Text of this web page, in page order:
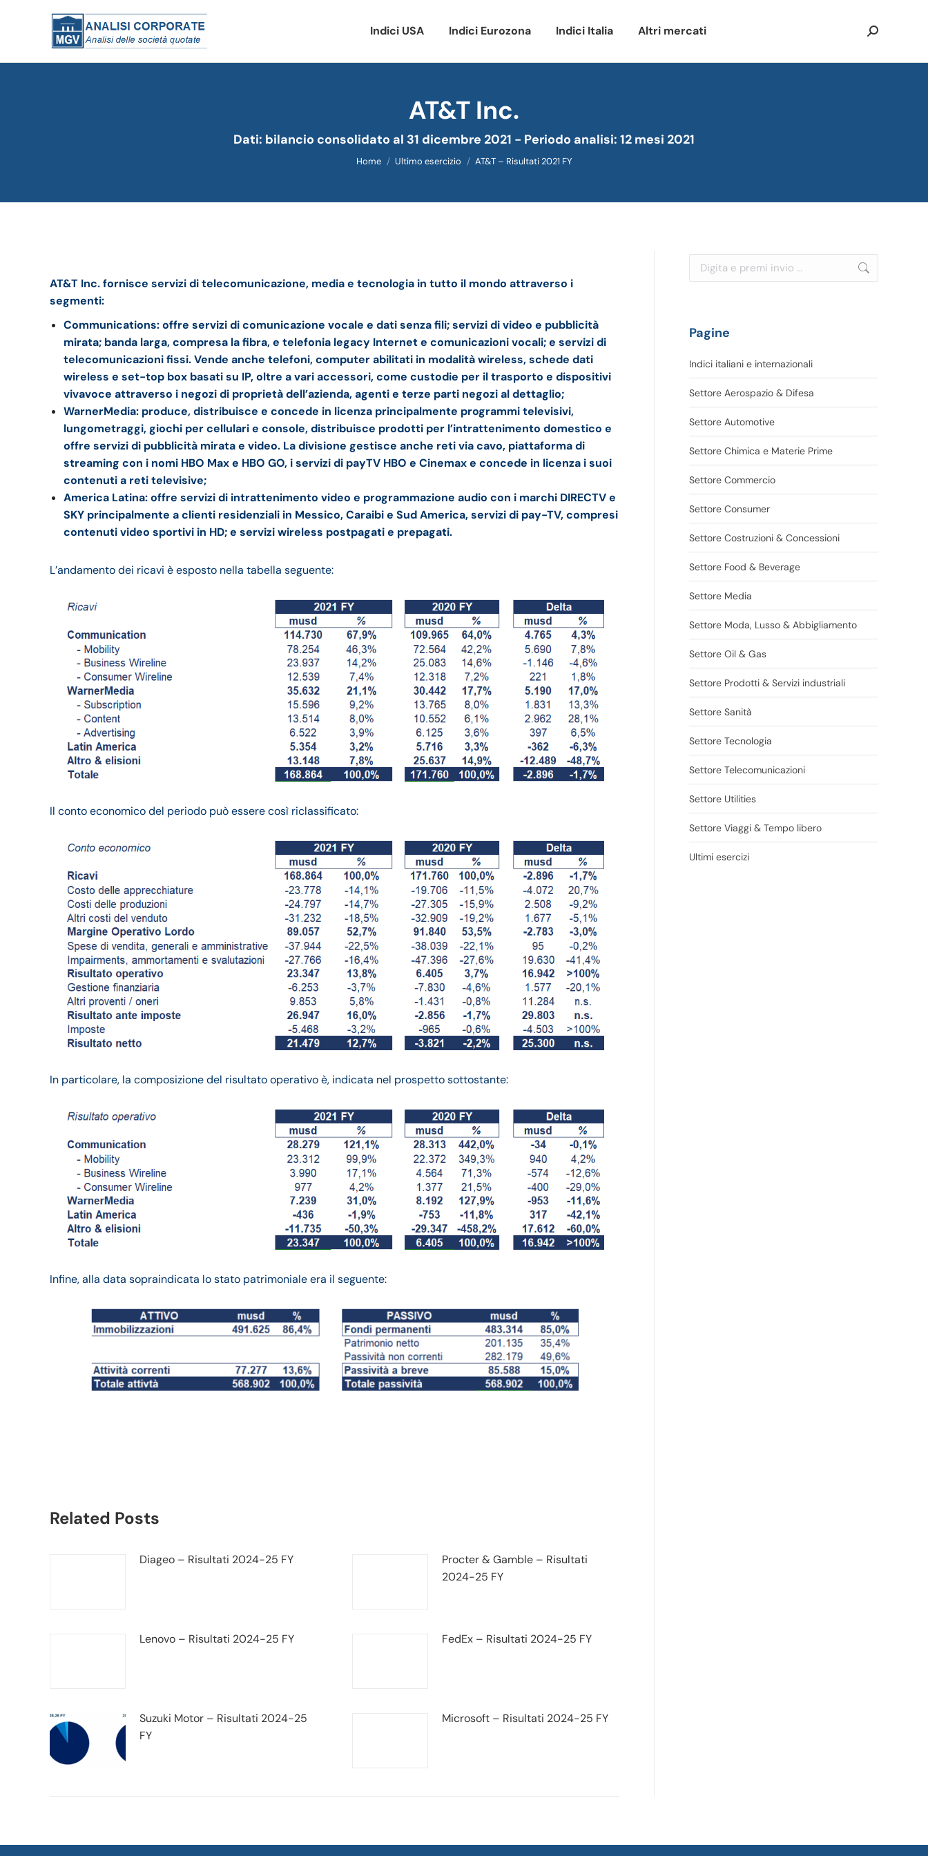
Indici USA Indici Eurozona Indici Italia Altri mercati Cerca:
AT&T Inc.
Dati: bilancio consolidato al 31 dicembre 2021 - Periodo analisi: 12 mesi 2021
Tu sei qui:
Home Ultimo esercizio AT&T – Risultati 2021 FY
AT&T Inc. fornisce servizi di telecomunicazione, media e tecnologia in tutto il mondo attraverso i
segmenti:
Communications: offre servizi di comunicazione vocale e dati senza fili; servizi di video e pubblicità
mirata; banda larga, compresa la fibra, e telefonia legacy Internet e comunicazioni vocali; e servizi di
telecomunicazioni fissi. Vende anche telefoni, computer abilitati in modalità wireless, schede dati
wireless e set-top box basati su IP, oltre a vari accessori, come custodie per il trasporto e dispositivi
vivavoce attraverso i negozi di proprietà dell’azienda, agenti e terze parti negozi al dettaglio;
WarnerMedia: produce, distribuisce e concede in licenza principalmente programmi televisivi,
lungometraggi, giochi per cellulari e console, distribuisce prodotti per l’intrattenimento domestico e
offre servizi di pubblicità mirata e video. La divisione gestisce anche reti via cavo, piattaforma di
streaming con i nomi HBO Max e HBO GO, i servizi di payTV HBO e Cinemax e concede in licenza i suoi
contenuti a reti televisive;
America Latina: offre servizi di intrattenimento video e programmazione audio con i marchi DIRECTV e
SKY principalmente a clienti residenziali in Messico, Caraibi e Sud America, servizi di pay-TV, compresi
contenuti video sportivi in ​​HD; e servizi wireless postpagati e prepagati.
L’andamento dei ricavi è esposto nella tabella seguente:
Il conto economico del periodo può essere così riclassificato:
In particolare, la composizione del risultato operativo è, indicata nel prospetto sottostante:
Infine, alla data sopraindicata lo stato patrimoniale era il seguente:
Related Posts
Diageo – Risultati 2024-25 FY
Procter & Gamble – Risultati
2024-25 FY
Lenovo – Risultati 2024-25 FY FedEx – Risultati 2024-25 FY
Suzuki Motor – Risultati 2024-25
FY
Microsoft – Risultati 2024-25 FY
Cerca:
Pagine
Indici italiani e internazionali
Settore Aerospazio & Difesa
Settore Automotive
Settore Chimica e Materie Prime
Settore Commercio
Settore Consumer
Settore Costruzioni & Concessioni
Settore Food & Beverage
Settore Media
Settore Moda, Lusso & Abbigliamento
Settore Oil & Gas
Settore Prodotti & Servizi industriali
Settore Sanità
Settore Tecnologia
Settore Telecomunicazioni
Settore Utilities
Settore Viaggi & Tempo libero
Ultimi esercizi